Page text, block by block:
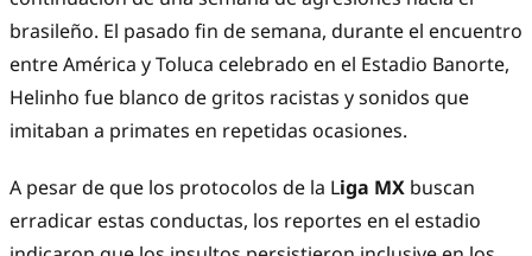
brasileño. El pasado fin de semana, durante el encuentro
entre América y Toluca celebrado en el Estadio Banorte,
Helinho fue blanco de gritos racistas y sonidos que
imitaban a primates en repetidas ocasiones.
A pesar de que los protocolos de la Liga MX buscan
erradicar estas conductas, los reportes en el estadio